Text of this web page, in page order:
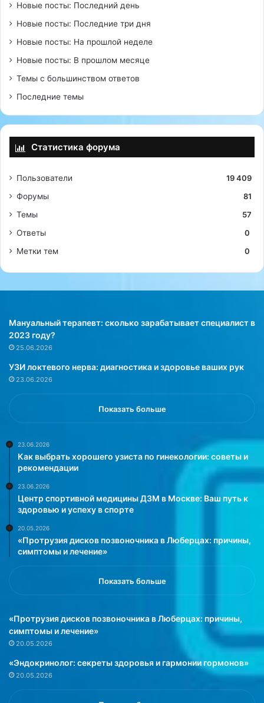
Новые посты: Последний день
Новые посты: Последние три дня
Новые посты: На прошлой неделе
Новые посты: В прошлом месяце
Темы с большинством ответов
Последние темы
Статистика форума
Пользователи
19 409
Форумы
81
Темы
57
Ответы
0
Метки тем
0
Мануальный терапевт: сколько зарабатывает специалист в
2023 году?
25.06.2026
УЗИ локтевого нерва: диагностика и здоровье ваших рук
23.06.2026
Показать больше
23.06.2026
Как выбрать хорошего узиста по гинекологии: советы и
рекомендации
23.06.2026
Центр спортивной медицины ДЗМ в Москве: Ваш путь к
здоровью и успеху в спорте
20.05.2026
«Протрузия дисков позвоночника в Люберцах: причины,
симптомы и лечение»
Показать больше
«Протрузия дисков позвоночника в Люберцах: причины,
симптомы и лечение»
20.05.2026
«Эндокринолог: секреты здоровья и гармонии гормонов»
20.05.2026